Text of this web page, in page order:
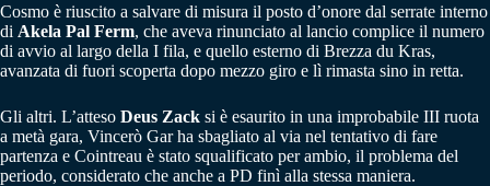
Cosmo è riuscito a salvare di misura il posto d’onore dal serrate interno
di Akela Pal Ferm, che aveva rinunciato al lancio complice il numero
di avvio al largo della I fila, e quello esterno di Brezza du Kras,
avanzata di fuori scoperta dopo mezzo giro e lì rimasta sino in retta.
Gli altri. L’atteso Deus Zack si è esaurito in una improbabile III ruota
a metà gara, Vincerò Gar ha sbagliato al via nel tentativo di fare
partenza e Cointreau è stato squalificato per ambio, il problema del
periodo, considerato che anche a PD finì alla stessa maniera.